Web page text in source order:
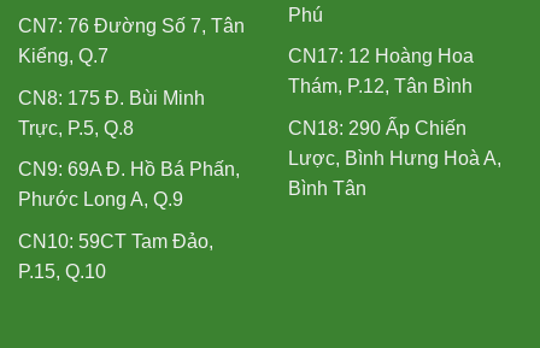
CN7: 76 Đường Số 7, Tân
Kiểng, Q.7
CN8: 175 Đ. Bùi Minh
Trực, P.5, Q.8
CN9: 69A Đ. Hồ Bá Phấn,
Phước Long A, Q.9
CN10: 59CT Tam Đảo,
P.15, Q.10
Phú
CN17: 12 Hoàng Hoa
Thám, P.12, Tân Bình
CN18: 290 Ấp Chiến
Lược, Bình Hưng Hoà A,
Bình Tân